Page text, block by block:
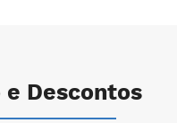
Descontos